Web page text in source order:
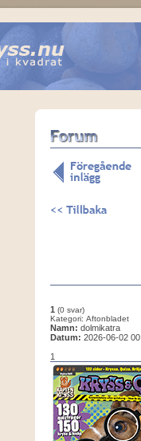
1 (0 svar)
Kategori: Aftonbladet
Namn: dolmikatra
Datum: 2026-06-02
1